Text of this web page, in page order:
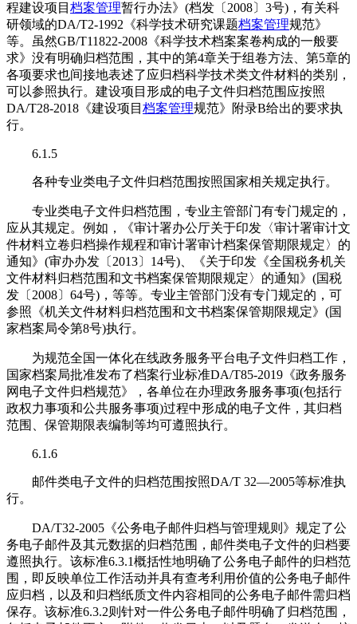
程建设项目 档案管理暂行办法》(档发〔2008〕3号)，有关科
研领域的DA/T2-1992《科学技术研究课题档案管理规范》
等。虽然GB/T11822-2008《科学技术档案案卷构成的一般要
求》没有明确归档范围，其中的第4章关于组卷方法、第5章的
各项要求也间接地表述了应归档科学技术类文件材料的类别，
可以参照执行。建设项目形成的电子文件归档范围应按照
DA/T28-2018《建设项目 档案管理规范》附录B给出的要求执
行。
6.1.5
各种专业类电子文件归档范围按照国家相关规定执行。
专业类电子文件归档范围，专业主管部门有专门规定的，
应从其规定。例如，《审计署办公厅关于印发〈审计署审计文
件材料立卷归档操作规程和审计署审计档案保管期限规定〉的
通知》(审办办发〔2013〕14号)、《关于印发《全国税务机关
文件材料归档范围和文书档案保管期限规定〉的通知》(国税
发〔2008〕64号)，等等。专业主管部门没有专门规定的，可
参照《机关文件材料归档范围和文书档案保管期限规定》(国
家档案局令第8号)执行。
为规范全国一体化在线政务服务平台电子文件归档工作，
国家档案局批准发布了档案行业标准DA/T85-2019《政务服务
网电子文件归档规范》，各单位在办理政务服务事项(包括行
政权力事项和公共服务事项)过程中形成的电子文件，其归档
范围、保管期限表编制等均可遵照执行。
6.1.6
邮件类电子文件的归档范围按照DA/T 32—2005等标准执
行。
DA/T32-2005《公务电子邮件归档与管理规则》规定了公
务电子邮件及其元数据的归档范围，邮件类电子文件的归档要
遵照执行。该标准6.3.1概括性地明确了公务电子邮件的归档范
围，即反映单位工作活动并具有查考利用价值的公务电子邮件
应归档，以及和归档纸质文件内容相同的公务电子邮件需归档
保存。该标准6.3.2则针对一件公务电子邮件明确了归档范围，